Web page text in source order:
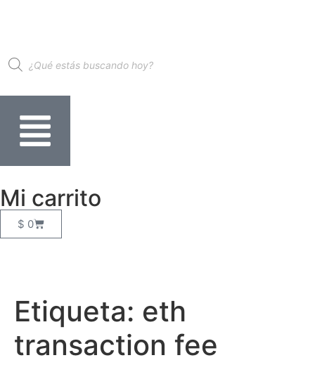
Mi carrito
$ 0
Etiqueta: eth
transaction fee